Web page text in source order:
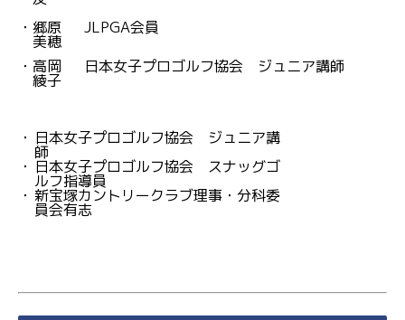
・ 郷原
美穂
JLPGA会員
・ 高岡
綾子
日本女子プロゴルフ協会 ジュニア講師
・ 日本女子プロゴルフ協会 ジュニア講
師
・ 日本女子プロゴルフ協会 スナッグゴ
ルフ指導員
・ 新宝塚カントリークラブ理事・分科委
員会有志